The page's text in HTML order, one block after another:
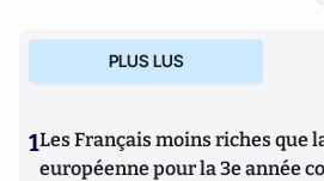
PLUS LUS
1Les Français moins riches que
européenne pour la 3e année